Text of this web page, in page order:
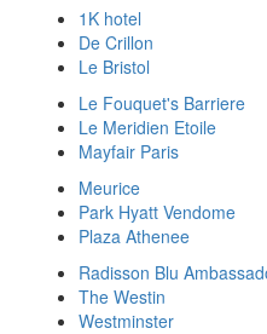
1K hotel
De Crillon
Le Bristol
Le Fouquet's Barriere
Le Meridien Etoile
Mayfair Paris
Meurice
Park Hyatt Vendome
Plaza Athenee
Radisson Blu
The Westin
Westminster